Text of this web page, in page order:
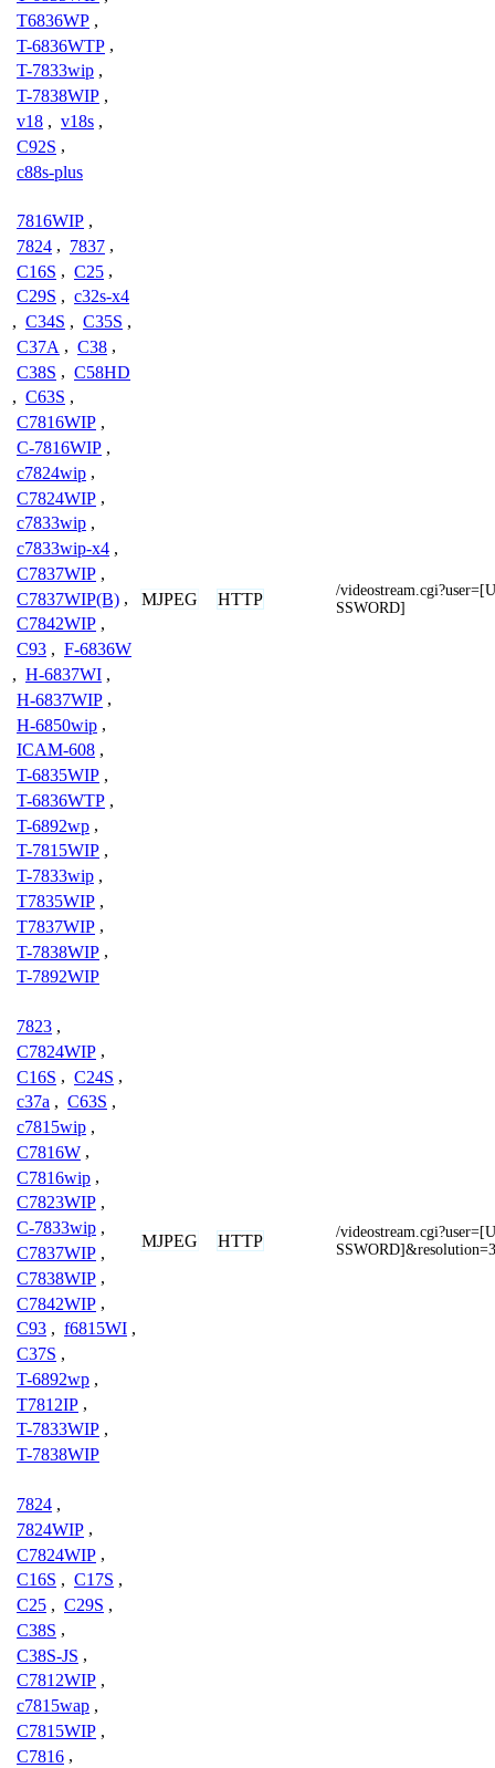
T6836WP ,
T-6836WTP ,
T-7833wip ,
T-7838WIP ,
v18 , v18s ,
C92S ,
c88s-plus
7816WIP ,
7824 , 7837 ,
C16S , C25 ,
C29S , c32s-x4
, C34S , C35S ,
C37A , C38 ,
C38S , C58HD
, C63S ,
C7816WIP ,
C-7816WIP ,
c7824wip ,
C7824WIP ,
c7833wip ,
c7833wip-x4 ,
C7837WIP ,
C7837WIP(B) ,
C7842WIP ,
C93 , F-6836W
, H-6837WI ,
H-6837WIP ,
H-6850wip ,
ICAM-608 ,
T-6835WIP ,
T-6836WTP ,
T-6892wp ,
T-7815WIP ,
T-7833wip ,
T7835WIP ,
T7837WIP ,
T-7838WIP ,
T-7892WIP
MJPEG HTTP
/
SSWORD]
7823 ,
C7824WIP ,
C16S , C24S ,
c37a , C63S ,
c7815wip ,
C7816W ,
C7816wip ,
C7823WIP ,
C-7833wip ,
C7837WIP ,
C7838WIP ,
C7842WIP ,
C93 , f6815WI ,
C37S ,
T-6892wp ,
T7812IP ,
T-7833WIP ,
T-7838WIP
MJPEG HTTP
/
7824 ,
7824WIP ,
C7824WIP ,
C16S , C17S ,
C25 , C29S ,
C38S ,
C38S-JS ,
C7812WIP ,
c7815wap ,
C7815WIP ,
C7816 ,